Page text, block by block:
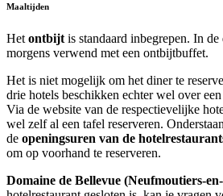
Maaltijden
Het ontbijt is standaard inbegrepen. In
morgens verwend met een ontbijtbuffet.
Het is niet mogelijk om het diner te
drie hotels beschikken echter wel over
Via de website van de respectievelijke
wel zelf al een tafel reserveren.
de openingsuren van de
om op voorhand te reserveren.
Domaine de Bellevue (Neufmoutiers-